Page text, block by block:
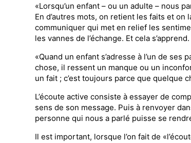
«Lorsqu’un enfant – ou un adulte – nous
En d’autres mots, on retient les faits et on
communiquer qui met en relief les
les van­nes de l’échange. Et cela s’apprend.
«Quand un enfant s’adresse à l’un de
chose, il ressent un manque ou un
un fait ; c’est toujours parce que quelque
L’écoute active consiste à essayer de
sens de son message. Puis à renvoyer
per­sonne qui nous a parlé puisse se
Il est important, lorsque l’on fait de